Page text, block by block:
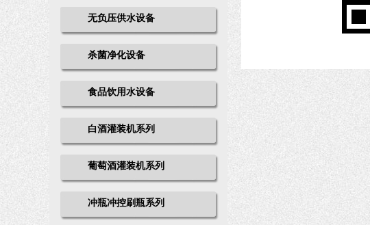
无负压供水设备
杀菌净化设备
食品饮用水设备
白酒灌装机系列
葡萄酒灌装机系列
冲瓶冲控刷瓶系列